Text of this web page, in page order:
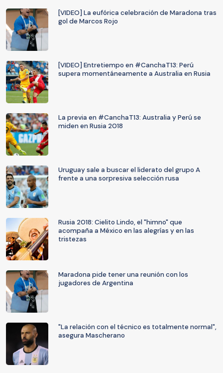
[VIDEO] La eufórica celebración de Maradona tras
gol de Marcos Rojo
[VIDEO] Entretiempo en #CanchaT13: Perú
supera momentáneamente a Australia en Rusia
La previa en #CanchaT13: Australia y Perú se
miden en Rusia 2018
Uruguay sale a buscar el liderato del grupo A
frente a una sorpresiva selección rusa
Rusia 2018: Cielito Lindo, el "himno" que
acompaña a México en las alegrías y en las
tristezas
Maradona pide tener una reunión con los
jugadores de Argentina
"La relación con el técnico es totalmente normal",
asegura Mascherano